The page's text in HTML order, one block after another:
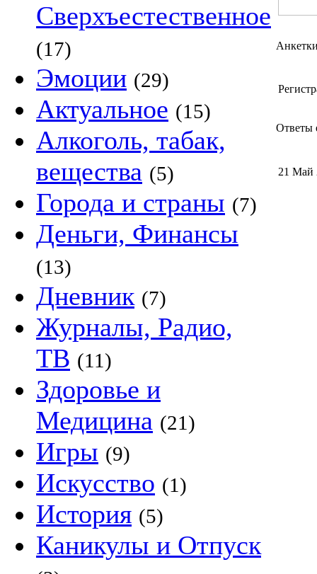
Сверхъестественное
(17)
Эмоции (29)
Актуальное (15)
Алкоголь, табак,
вещества (5)
Города и страны (7)
Деньги, Финансы
(13)
Дневник (7)
Журналы, Радио,
ТВ (11)
Здоровье и
Медицина (21)
Игры (9)
Искусство (1)
История (5)
Каникулы и Отпуск
Ответы
21 Май